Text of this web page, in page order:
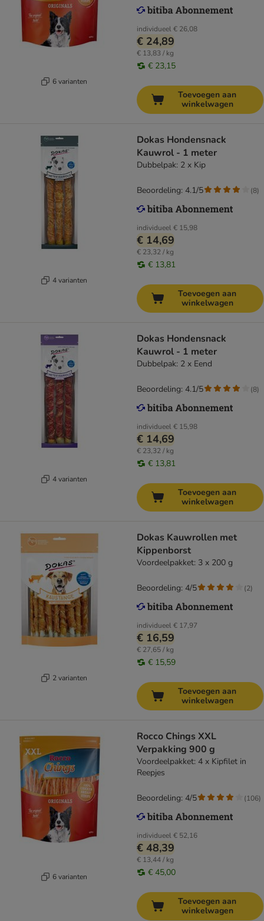
6 varianten
individueel€ 26,08
€ 24,89
€ 13,83 / kg
€ 23,15
Toevoegen aan
winkelwagen
4 varianten
Dokas Hondensnack
Kauwrol - 1 meter
Dubbelpak: 2 x Kip
individueel€ 15,98
€ 14,69
€ 23,32 / kg
€ 13,81
Beoordeling: 4.1/5 (8)
Toevoegen aan
winkelwagen
4 varianten
Dokas Hondensnack
Kauwrol - 1 meter
Dubbelpak: 2 x Eend
individueel€ 15,98
€ 14,69
€ 23,32 / kg
€ 13,81
Beoordeling: 4.1/5 (8)
Toevoegen aan
winkelwagen
2 varianten
Dokas Kauwrollen met
Kippenborst
Voordeelpakket: 3 x 200 g
individueel€ 17,97
€ 16,59
€ 27,65 / kg
€ 15,59
Beoordeling: 4/5 (2)
Toevoegen aan
winkelwagen
6 varianten
Rocco Chings XXL
Verpakking 900 g
Voordeelpakket: 4 x Kipfilet in
Reepjes
individueel€ 52,16
€ 48,39
€ 13,44 / kg
€ 45,00
Beoordeling: 4/5 (106)
Toevoegen aan
winkelwagen